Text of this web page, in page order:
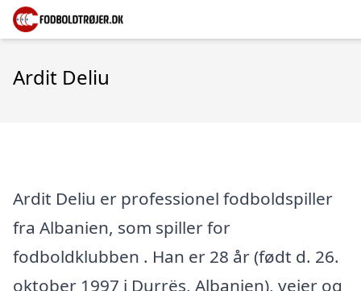
Ardit Deliu
Ardit Deliu er professionel fodboldspiller
fra Albanien, som spiller for
fodboldklubben . Han er 28 år (født d. 26.
oktober 1997 i Durrës, Albanien), vejer og